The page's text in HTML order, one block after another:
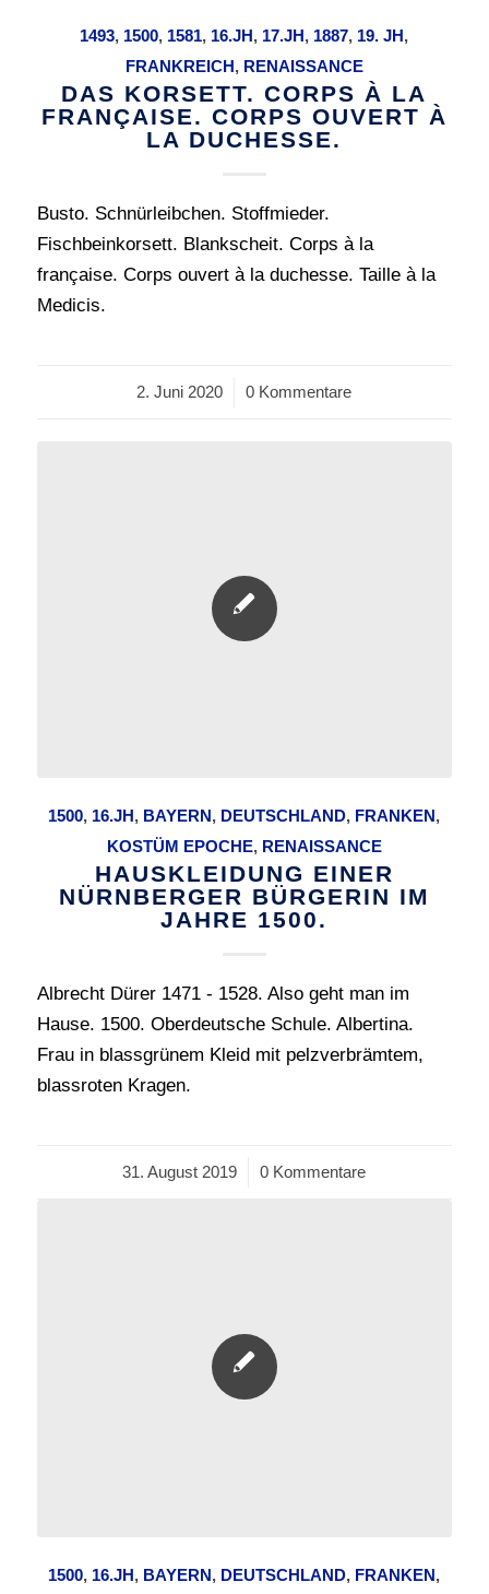
1493, 1500, 1581, 16.JH, 17.JH, 1887, 19. JH,
FRANKREICH, RENAISSANCE
DAS KORSETT. CORPS À LA
FRANÇAISE. CORPS OUVERT À
LA DUCHESSE.
Busto. Schnürleibchen. Stoffmieder.
Fischbeinkorsett. Blankscheit. Corps à la
française. Corps ouvert à la duchesse. Taille à la
Medicis.
2. Juni 2020
/ 0 Kommentare
1500, 16.JH , BAYERN , DEUTSCHLAND, FRANKEN ,
KOSTÜM EPOCHE, RENAISSANCE
HAUSKLEIDUNG EINER
NÜRNBERGER BÜRGERIN IM
JAHRE 1500.
Albrecht Dürer 1471 - 1528. Also geht man im
Hause. 1500. Oberdeutsche Schule. Albertina.
Frau in blassgrünem Kleid mit pelzverbrämtem,
blassroten Kragen.
31. August 2019
/ 0 Kommentare
1500, 16.JH, BAYERN, DEUTSCHLAND, FRANKEN,